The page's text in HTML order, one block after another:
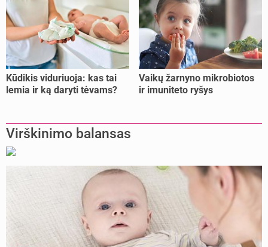
Kūdikis viduriuoja: kas tai
lemia ir ką daryti tėvams?
Vaikų žarnyno mikrobiotos
ir imuniteto ryšys
Virškinimo balansas